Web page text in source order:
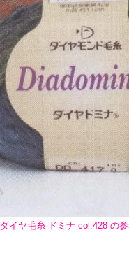
ダイヤ毛糸 ドミナ col.428 の